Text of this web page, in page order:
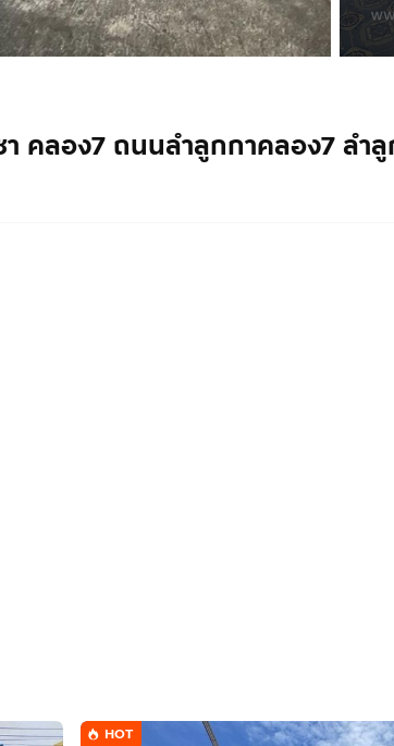
คลอง7 ถนนลำลูกกาคลอง7 ลำ
อำเภอลำลูกกา จังหวัดปทุมธานี
HOT